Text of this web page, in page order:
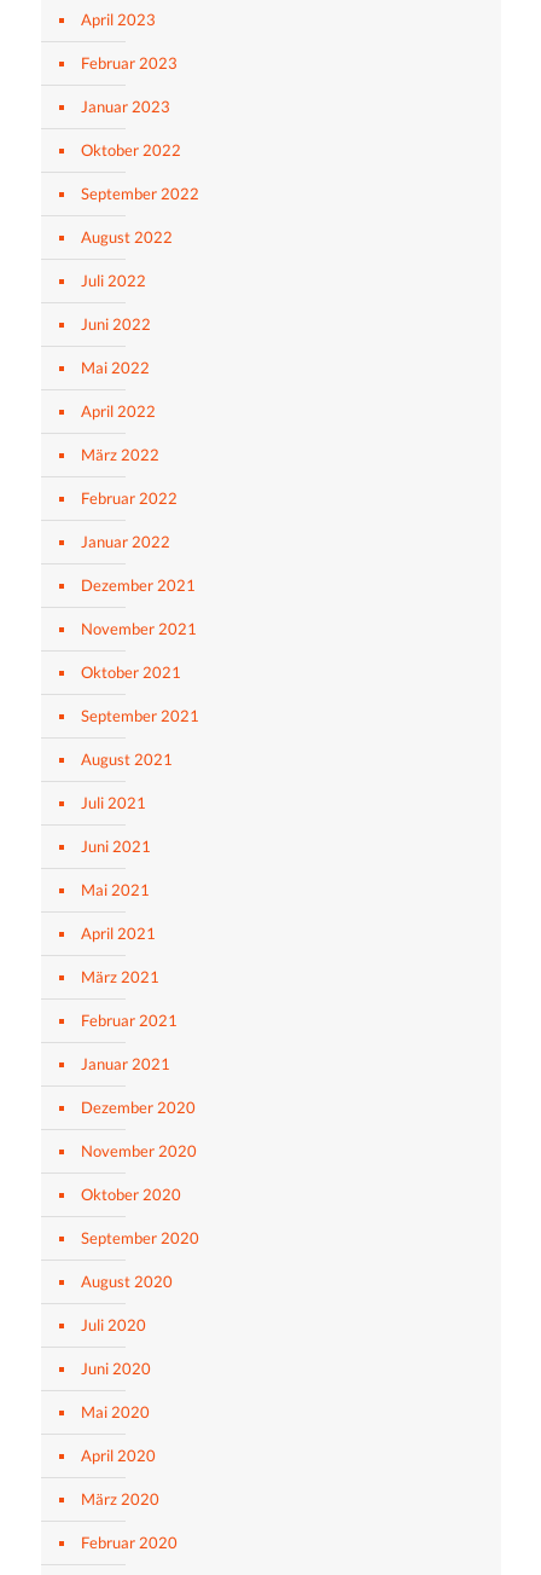
April 2023
Februar 2023
Januar 2023
Oktober 2022
September 2022
August 2022
Juli 2022
Juni 2022
Mai 2022
April 2022
März 2022
Februar 2022
Januar 2022
Dezember 2021
November 2021
Oktober 2021
September 2021
August 2021
Juli 2021
Juni 2021
Mai 2021
April 2021
März 2021
Februar 2021
Januar 2021
Dezember 2020
November 2020
Oktober 2020
September 2020
August 2020
Juli 2020
Juni 2020
Mai 2020
April 2020
März 2020
Februar 2020